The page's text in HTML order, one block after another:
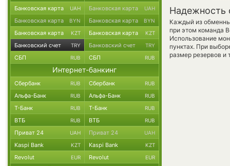
Надежность
Каждый из
при этом команда
Использование
пунктах. При
размер резервов и
Банковская карта UAH Банковская карта UAH
Банковская карта BYN Банковская карта BYN
Банковская карта KZT Банковская карта KZT
Банковский счет TRY Банковский счет TRY
СБП RUB СБП RUB
Интернет-банкинг
Сбербанк RUB Сбербанк RUB
Альфа-Банк RUB Альфа-Банк RUB
Т-Банк RUB Т-Банк RUB
ВТБ RUB ВТБ RUB
Приват 24 UAH Приват 24 UAH
Kaspi Bank KZT Kaspi Bank KZT
Revolut EUR Revolut EUR